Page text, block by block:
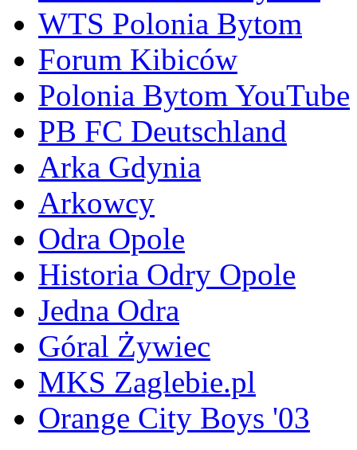
WTS Polonia Bytom
Forum Kibiców
Polonia Bytom YouTube
PB FC Deutschland
Arka Gdynia
Arkowcy
Odra Opole
Historia Odry Opole
Jedna Odra
Góral Żywiec
MKS Zaglebie.pl
Orange City Boys '03